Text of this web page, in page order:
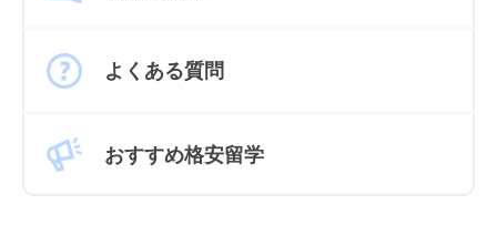
よくある質問
おすすめ格安留学